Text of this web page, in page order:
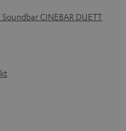
CINEBAR DUETT